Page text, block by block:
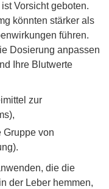
Vorsicht geboten.
könnten stärker als
führen.
Dosierung anpassen
Ihre Blutwerte
zur
Gruppe von
die die
der Leber hemmen,